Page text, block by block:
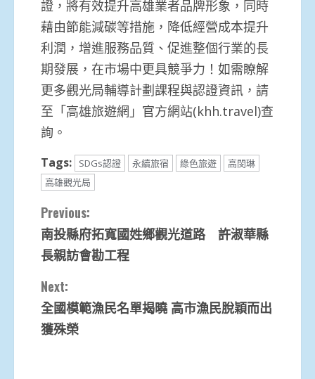
證，將有效提升高雄業者品牌形象，同時
藉由節能減碳等措施，降低經營成本提升
利潤，增進服務品質、促進整個行業的長
期發展，在市場中更具競爭力！如需瞭解
更多觀光局輔導計劃課程與認證資訊，請
至「高雄旅遊網」官方網站(khh.travel)查
詢。
Tags: SDGs認證 永續旅宿 綠色旅遊
高閔琳
高雄觀光局
Continue
Reading
Previous:
南投縣府拓寬國姓鄉觀光道路 許淑華縣
長親訪會勘工程
Next:
全國模範漁民名單揭曉 高市漁民脫穎而出
獲殊榮